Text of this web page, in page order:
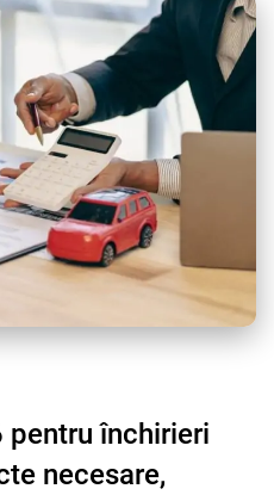
pentru închirieri
necesare,